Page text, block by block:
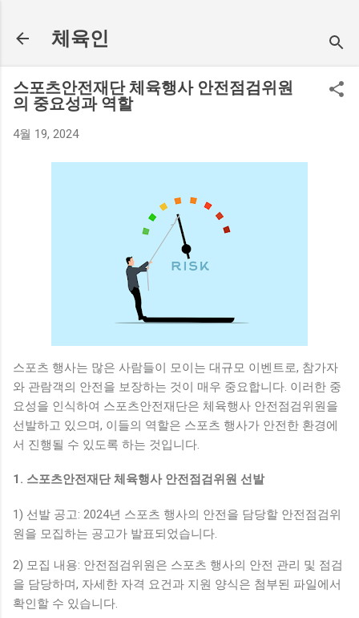
체육인
스포츠안전재단 체육행사 안전점검위원
의 중요성과 역할
4월 19, 2024
스포츠 행사는 많은 사람들이 모이는 대규모 이벤트로, 참가자
와 관람객의 안전을 보장하는 것이 매우 중요합니다. 이러한 중
요성을 인식하여 스포츠안전재단은 체육행사 안전점검위원을
선발하고 있으며, 이들의 역할은 스포츠 행사가 안전한 환경에
서 진행될 수 있도록 하는 것입니다.
1. 스포츠안전재단 체육행사 안전점검위원 선발
1) 선발 공고: 2024년 스포츠 행사의 안전을 담당할 안전점검위
원을 모집하는 공고가 발표되었습니다.
2) 모집 내용: 안전점검위원은 스포츠 행사의 안전 관리 및 점검
을 담당하며, 자세한 자격 요건과 지원 양식은 첨부된 파일에서
확인할 수 있습니다.